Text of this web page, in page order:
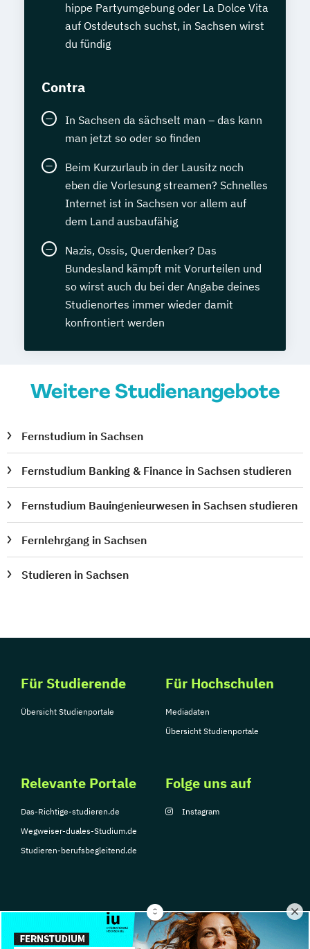
hippe Partyumgebung oder La Dolce Vita
auf Ostdeutsch suchst, in Sachsen wirst
du fündig
Contra
In Sachsen da sächselt man – das kann
man jetzt so oder so finden
Beim Kurzurlaub in der Lausitz noch
eben die Vorlesung streamen? Schnelles
Internet ist in Sachsen vor allem auf
dem Land ausbaufähig
Nazis, Ossis, Querdenker? Das
Bundesland kämpft mit Vorurteilen und
so wirst auch du bei der Angabe deines
Studienortes immer wieder damit
konfrontiert werden
Weitere Studienangebote
Fernstudium in Sachsen
Fernstudium Banking & Finance in Sachsen studieren
Fernstudium Bauingenieurwesen in Sachsen studieren
Fernlehrgang in Sachsen
Studieren in Sachsen
Für Studierende
Übersicht Studienportale
Für Hochschulen
Mediadaten
Übersicht Studienportale
Relevante Portale
Das-Richtige-studieren.de
Wegweiser-duales-Studium.de
Studieren-berufsbegleitend.de
Folge uns auf
Instagram
© Copyright 2026, TarGroup Media GmbH